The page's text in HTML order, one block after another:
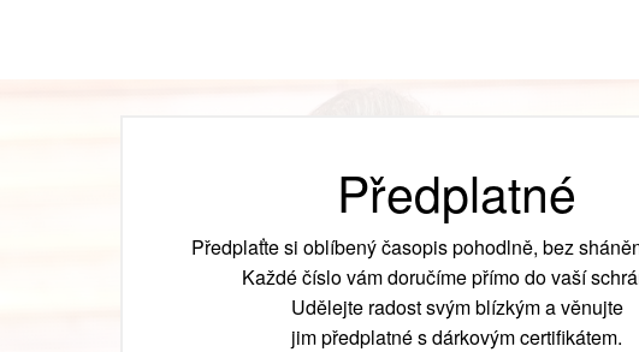
Předplatné
Předplaťte si oblíbený časopis pohodlně, bez
Každé číslo vám doručíme přímo do vaší
Udělejte radost svým blízkým a věnujte
jim předplatné s dárkovým certifikátem.